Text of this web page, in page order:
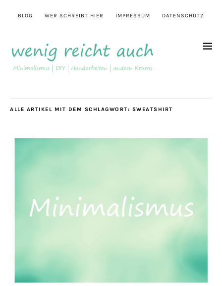
BLOG WER SCHREIBT HIER IMPRESSUM DATENSCHUTZ
ALLE ARTIKEL MIT DEM SCHLAGWORT: SWEATSHIRT